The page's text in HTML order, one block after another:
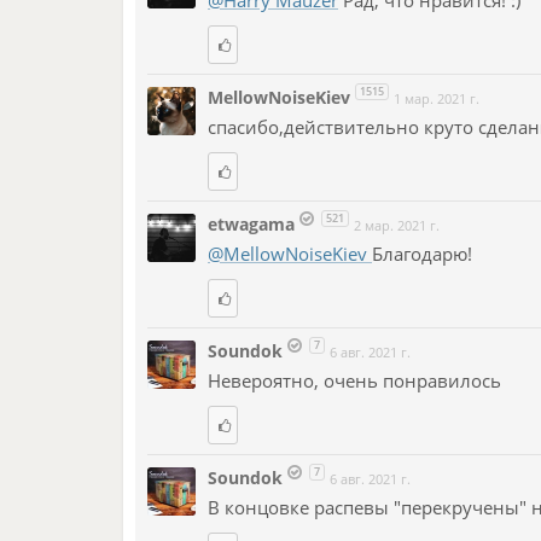
MellowNoiseKiev 1515 1 мар. 2021 г.
спасибо,действительно круто
etwagama 521 2 мар. 2021 г.
@MellowNoiseKiev Благодарю!
Soundok 7 6 авг. 2021 г.
Невероятно, очень понравилось
Soundok 7 6 авг. 2021 г.
В концовке распевы "перекручены"